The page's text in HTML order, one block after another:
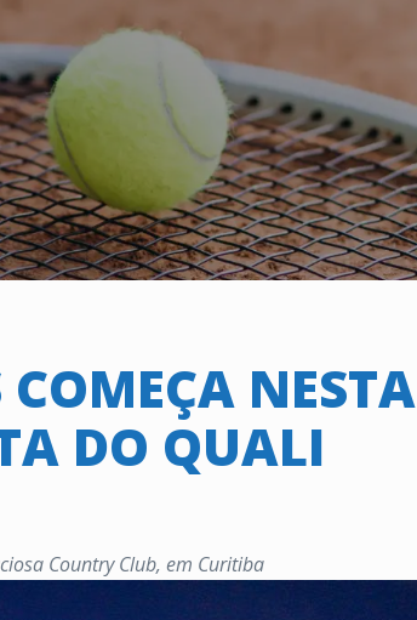
NESTA
DO QUALI
Country Club, em Curitiba